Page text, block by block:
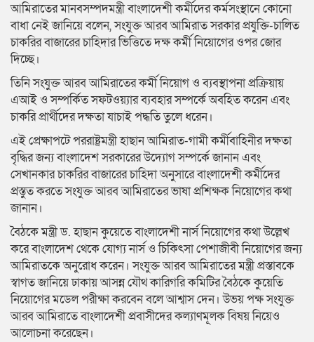
আমিরাতের মানবসম্পদমন্ত্রী বাংলাদেশী কর্মীদের কর্মসংস্থানে কোনো
বাধা নেই জানিয়ে বলেন, সংযুক্ত আরব আমিরাত সরকার প্রযুক্তি-চালিত
চাকরির বাজারের চাহিদার ভিত্তিতে দক্ষ কর্মী নিয়োগের ওপর জোর
দিচ্ছে।
তিনি সংযুক্ত আরব আমিরাতের কর্মী নিয়োগ ও ব্যবস্থাপনা প্রক্রিয়ায়
এআই ও সম্পর্কিত সফটওয়্যার ব্যবহার সম্পর্কে অবহিত করেন এবং
চাকরি প্রার্থীদের দক্ষতা যাচাই পদ্ধতি তুলে ধরেন।
এই প্রেক্ষাপটে পররাষ্ট্রমন্ত্রী হাছান আমিরাত-গামী কর্মীবাহিনীর দক্ষতা
বৃদ্ধির জন্য বাংলাদেশ সরকারের উদ্যোগ সম্পর্কে জানান এবং
সেখানকার চাকরির বাজারের চাহিদা অনুসারে বাংলাদেশী কর্মীদের
প্রস্তুত করতে সংযুক্ত আরব আমিরাতের ভাষা প্রশিক্ষক নিয়োগের কথা
জানান।
বৈঠকে মন্ত্রী ড. হাছান কুয়েতে বাংলাদেশী নার্স নিয়োগের কথা উল্লেখ
করে বাংলাদেশ থেকে যোগ্য নার্স ও চিকিৎসা পেশাজীবী নিয়োগের জন্য
আমিরাতকে অনুরোধ করেন। সংযুক্ত আরব আমিরাতের মন্ত্রী প্রস্তাবকে
স্বাগত জানিয়ে ঢাকায় আসন্ন যৌথ কারিগরি কমিটির বৈঠকে কুয়েতি
নিয়োগের মডেল পরীক্ষা করবেন বলে আশ্বাস দেন। উভয় পক্ষ সংযুক্ত
আরব আমিরাতে বাংলাদেশী প্রবাসীদের কল্যাণমূলক বিষয় নিয়েও
আলোচনা করেছেন।